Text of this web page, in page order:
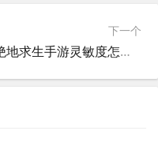
下一个
绝地求生手游灵敏度怎么调最稳-绝地求生手游灵敏度设置技巧与优化方法